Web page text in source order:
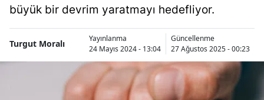
büyük bir devrim yaratmayı hedefliyor.
Turgut Moralı
Yayınlanma
24 Mayıs 2024 - 13:04
Güncellenme
27 Ağustos 2025 - 00:23